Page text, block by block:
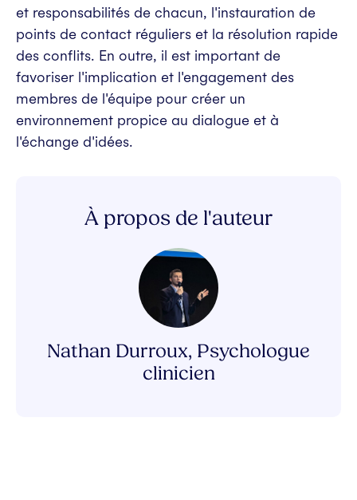
et responsabilités de chacun, l'instauration de
points de contact réguliers et la résolution rapide
des conflits. En outre, il est important de
favoriser l'implication et l'engagement des
membres de l'équipe pour créer un
environnement propice au dialogue et à
l'échange d'idées.
À propos de l'auteur
Nathan Durroux, Psychologue
clinicien